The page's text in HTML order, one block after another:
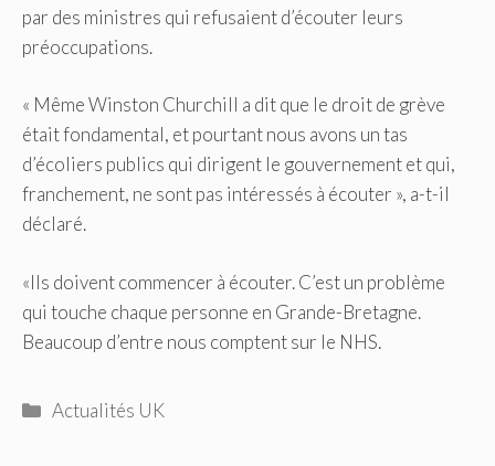
par des ministres qui refusaient d’écouter leurs
préoccupations.
« Même Winston Churchill a dit que le droit de grève
était fondamental, et pourtant nous avons un tas
d’écoliers publics qui dirigent le gouvernement et qui,
franchement, ne sont pas intéressés à écouter », a-t-il
déclaré.
«Ils doivent commencer à écouter. C’est un problème
qui touche chaque personne en Grande-Bretagne.
Beaucoup d’entre nous comptent sur le NHS.
Catégories
Actualités UK